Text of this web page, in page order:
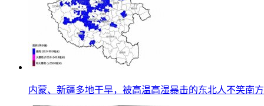
内蒙、新疆多地干旱，被高温高湿暴击的东北人不笑南